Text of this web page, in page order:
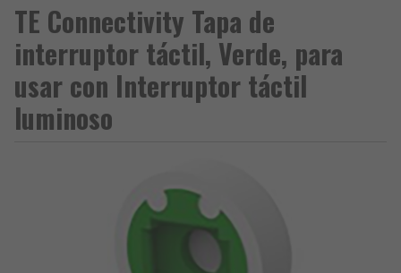
TE Connectivity Tapa de
interruptor táctil, Verde, para
usar con Interruptor táctil
luminoso